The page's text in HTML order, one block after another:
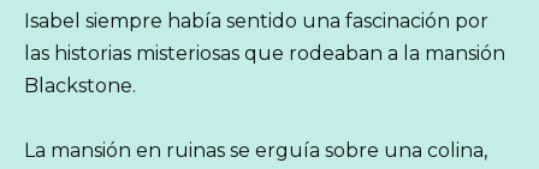
Isabel siempre había sentido una fascinación por
las historias misteriosas que rodeaban a la mansión
Blackstone.
La mansión en ruinas se erguía sobre una colina,